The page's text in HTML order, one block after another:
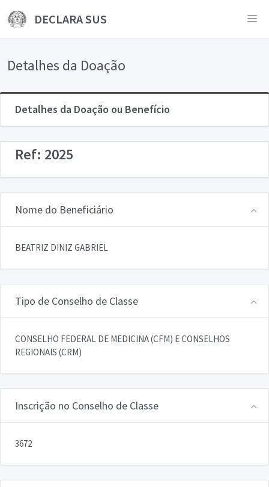
DECLARA SUS
Detalhes da Doação
Detalhes da Doação ou Benefício
Ref: 2025
Nome do Beneficiário
BEATRIZ DINIZ GABRIEL
Tipo de Conselho de Classe
CONSELHO FEDERAL DE MEDICINA (CFM) E CONSELHOS
REGIONAIS (CRM)
Inscrição no Conselho de Classe
3672